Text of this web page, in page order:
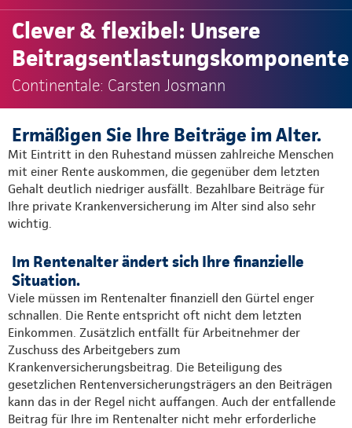
Clever & flexibel: Unsere
Beitragsentlastungskomponente
Continentale: Carsten Josmann
Ermäßigen Sie Ihre Beiträge im Alter.
Mit Eintritt in den Ruhestand müssen zahlreiche Menschen
mit einer Rente auskommen, die gegenüber dem letzten
Gehalt deutlich niedriger ausfällt. Bezahlbare Beiträge für
Ihre private Krankenversicherung im Alter sind also sehr
wichtig.
Im Rentenalter ändert sich Ihre finanzielle
Situation.
Viele müssen im Rentenalter finanziell den Gürtel enger
schnallen. Die Rente entspricht oft nicht dem letzten
Einkommen. Zusätzlich entfällt für Arbeitnehmer der
Zuschuss des Arbeitgebers zum
Krankenversicherungsbeitrag. Die Beteiligung des
gesetzlichen Rentenversicherungsträgers an den Beiträgen
kann das in der Regel nicht auffangen. Auch der entfallende
Beitrag für Ihre im Rentenalter nicht mehr erforderliche